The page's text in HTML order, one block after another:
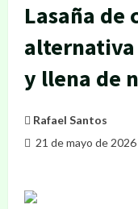
Lasaña de
alternativa
y llena de
Rafael Santos
21 de mayo de 2026